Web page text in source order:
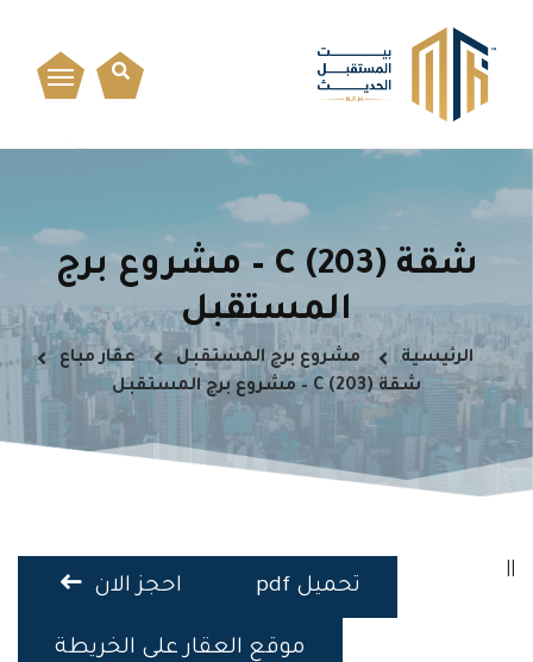
شقة C (203) – مشروع برج
المستقبل
الرئيسية مشروع برج المستقبل
عقار مباع
شقة C (203) – مشروع برج المستقبل
احجز الان تحميل pdf
موقع العقار على الخريطة